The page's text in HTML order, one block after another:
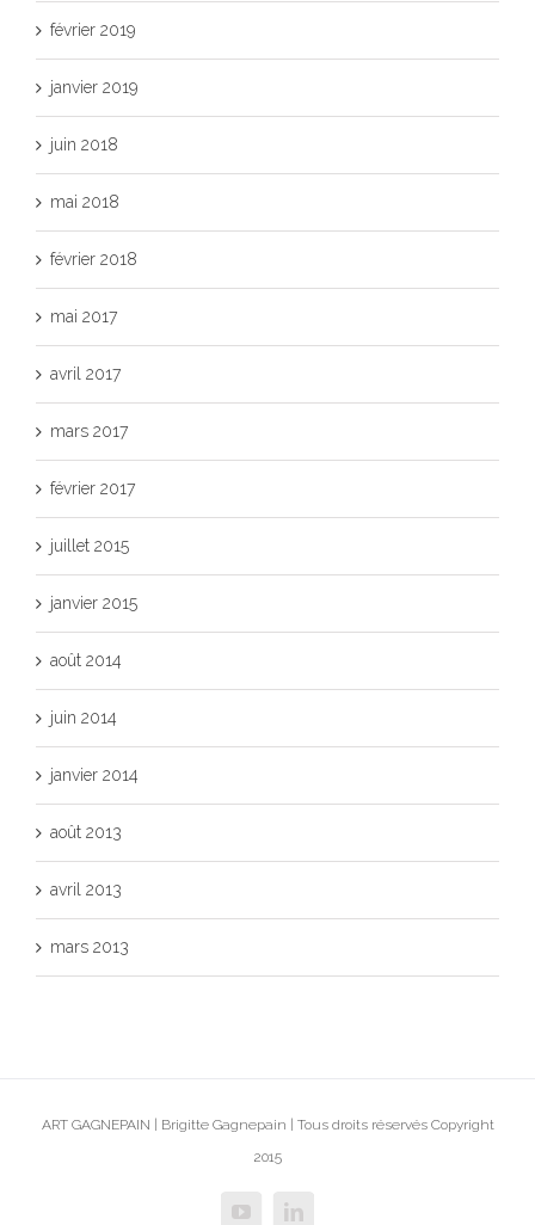
février 2019
janvier 2019
juin 2018
mai 2018
février 2018
mai 2017
avril 2017
mars 2017
février 2017
juillet 2015
janvier 2015
août 2014
juin 2014
janvier 2014
août 2013
avril 2013
mars 2013
ART GAGNEPAIN | Brigitte Gagnepain | Tous droits réservés Copyright
2015